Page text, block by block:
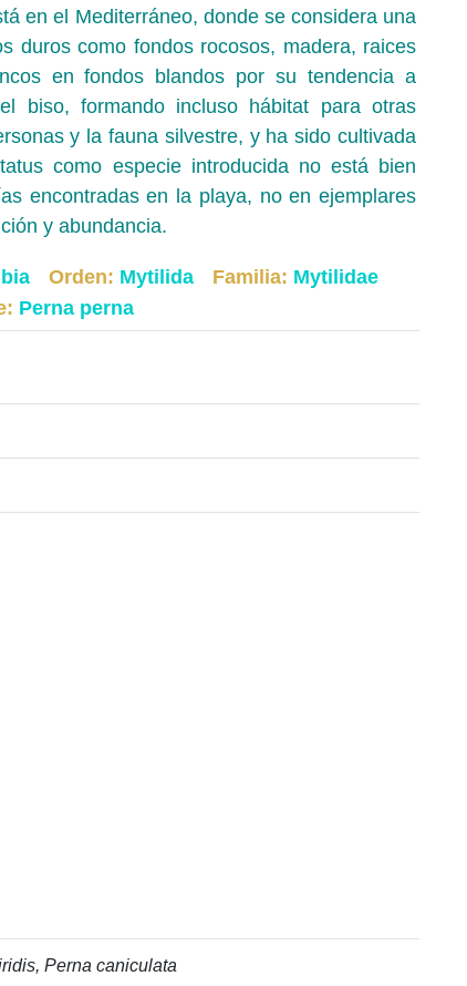
en el Mediterráneo, donde se considera una
duros como fondos rocosos, madera, raices
en fondos blandos por su tendencia a
biso, formando incluso hábitat para otras
y la fauna silvestre, y ha sido cultivada
como especie introducida no está bien
encontradas en la playa, no en ejemplares
y abundancia.
Orden: Mytilida Familia: Mytilidae
Perna perna
Perna caniculata